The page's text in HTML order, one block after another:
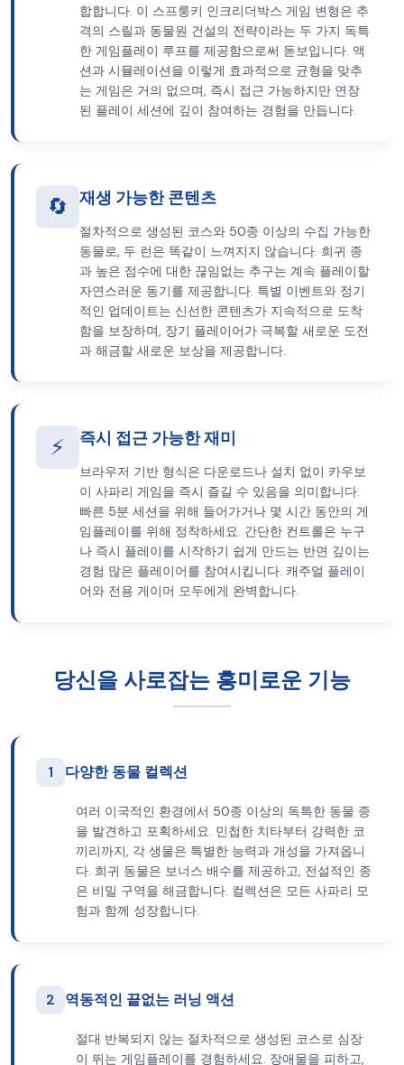
합합니다. 이 스프룽키 인크리더박스 게임 변형은 추
격의 스릴과 동물원 건설의 전략이라는 두 가지 독특
한 게임플레이 루프를 제공함으로써 돋보입니다. 액
션과 시뮬레이션을 이렇게 효과적으로 균형을 맞추
는 게임은 거의 없으며, 즉시 접근 가능하지만 연장
된 플레이 세션에 깊이 참여하는 경험을 만듭니다.
🔄 재생 가능한 콘텐츠
절차적으로 생성된 코스와 50종 이상의 수집 가능한
동물로, 두 런은 똑같이 느껴지지 않습니다. 희귀 종
과 높은 점수에 대한 끊임없는 추구는 계속 플레이할
자연스러운 동기를 제공합니다. 특별 이벤트와 정기
적인 업데이트는 신선한 콘텐츠가 지속적으로 도착
함을 보장하며, 장기 플레이어가 극복할 새로운 도전
과 해금할 새로운 보상을 제공합니다.
⚡ 즉시 접근 가능한 재미
브라우저 기반 형식은 다운로드나 설치 없이 카우보
이 사파리 게임을 즉시 즐길 수 있음을 의미합니다.
빠른 5분 세션을 위해 들어가거나 몇 시간 동안의 게
임플레이를 위해 정착하세요. 간단한 컨트롤은 누구
나 즉시 플레이를 시작하기 쉽게 만드는 반면 깊이는
경험 많은 플레이어를 참여시킵니다. 캐주얼 플레이
어와 전용 게이머 모두에게 완벽합니다.
당신을 사로잡는 흥미로운 기능
1 다양한 동물 컬렉션
여러 이국적인 환경에서 50종 이상의 독특한 동물 종
을 발견하고 포획하세요. 민첩한 치타부터 강력한 코
끼리까지, 각 생물은 특별한 능력과 개성을 가져옵니
다. 희귀 동물은 보너스 배수를 제공하고, 전설적인 종
은 비밀 구역을 해금합니다. 컬렉션은 모든 사파리 모
험과 함께 성장합니다.
2 역동적인 끝없는 러닝 액션
절대 반복되지 않는 절차적으로 생성된 코스로 심장
이 뛰는 게임플레이를 경험하세요. 장애물을 피하고,